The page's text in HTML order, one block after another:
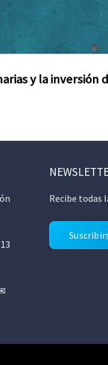
y la inversión
Recibe todas